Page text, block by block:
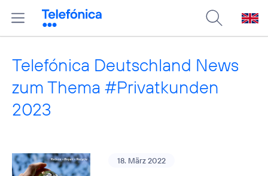
Telefónica Deutschland News
zum Thema #Privatkunden
2023
18. März 2022